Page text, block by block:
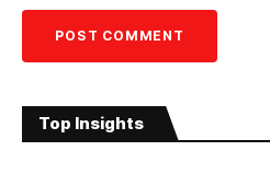
Top Insights